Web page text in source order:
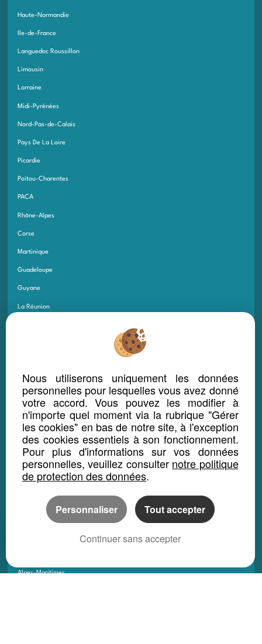
Haute-Normandie
Ile-de-France
Languedoc Roussillon
Limousin
Lorraine
Midi-Pyrénées
Nord-Pas-de-Calais
Pays De La Loire
Picardie
Poitou-Charentes
PACA
Rhône-Alpes
Corse
Martinique
Guadeloupe
Guyane
La Réunion
Saint-Barthélémy
Monaco
Wallis-et-Futuna
Nouvelle-Calédonie
DEPARTEMENTS
Alpes-Maritimes
Nous utiliserons uniquement les données
personnelles pour lesquelles vous avez donné
votre accord. Vous pouvez les modifier à
n'importe quel moment via la rubrique "Gérer
les cookies" en bas de notre site, à l'exception
des cookies essentiels à son fonctionnement.
Pour plus d'informations sur vos données
personnelles, veuillez consulter notre politique
de protection des données.
Personnaliser Tout accepter
Continuer sans accepter